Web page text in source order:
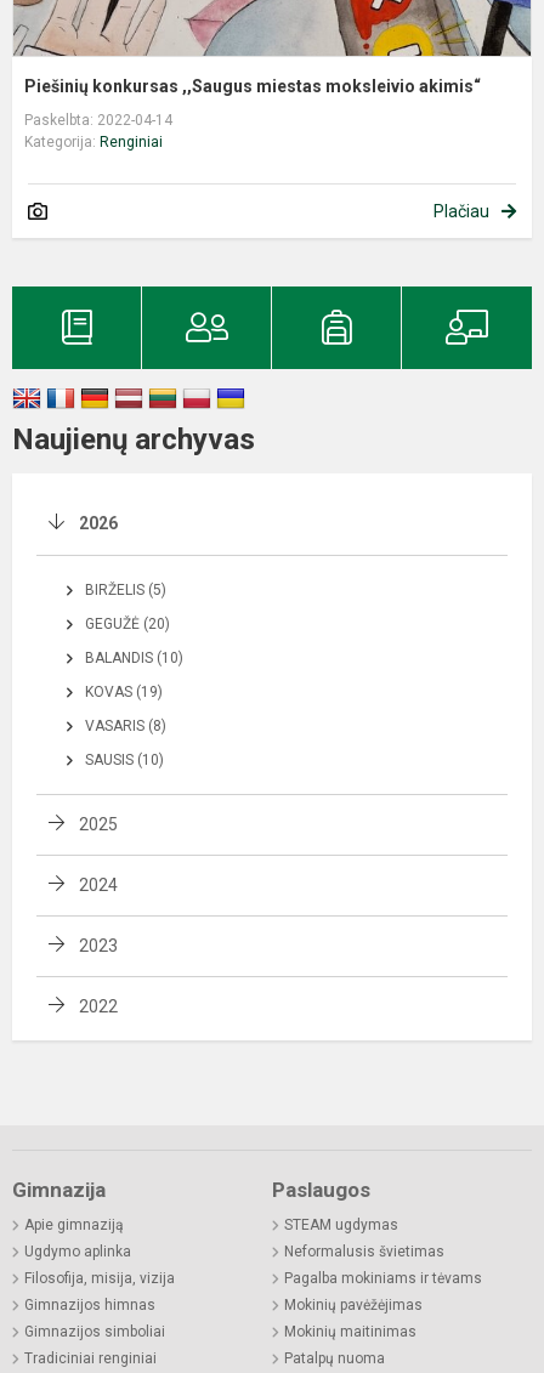
Piešinių konkursas ,,Saugus miestas moksleivio akimis“
Paskelbta: 2022-04-14
Kategorija: Renginiai
Plačiau
Naujienų archyvas
2026
BIRŽELIS (5)
GEGUŽĖ (20)
BALANDIS (10)
KOVAS (19)
VASARIS (8)
SAUSIS (10)
2025
2024
2023
2022
Gimnazija
Apie gimnaziją
Ugdymo aplinka
Filosofija, misija, vizija
Gimnazijos himnas
Gimnazijos simboliai
Tradiciniai renginiai
Paslaugos
STEAM ugdymas
Neformalusis švietimas
Pagalba mokiniams ir tėvams
Mokinių pavėžėjimas
Mokinių maitinimas
Patalpų nuoma